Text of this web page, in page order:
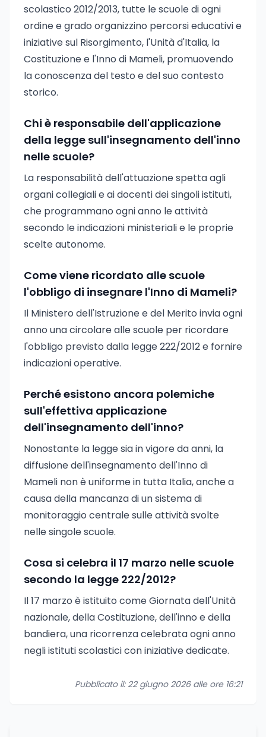
scolastico 2012/2013, tutte le scuole di ogni
ordine e grado organizzino percorsi educativi e
iniziative sul Risorgimento, l'Unità d'Italia, la
Costituzione e l'Inno di Mameli, promuovendo
la conoscenza del testo e del suo contesto
storico.
Chi è responsabile dell'applicazione
della legge sull'insegnamento dell'inno
nelle scuole?
La responsabilità dell'attuazione spetta agli
organi collegiali e ai docenti dei singoli istituti,
che programmano ogni anno le attività
secondo le indicazioni ministeriali e le proprie
scelte autonome.
Come viene ricordato alle scuole
l'obbligo di insegnare l'Inno di Mameli?
Il Ministero dell'Istruzione e del Merito invia ogni
anno una circolare alle scuole per ricordare
l'obbligo previsto dalla legge 222/2012 e fornire
indicazioni operative.
Perché esistono ancora polemiche
sull'effettiva applicazione
dell'insegnamento dell'inno?
Nonostante la legge sia in vigore da anni, la
diffusione dell'insegnamento dell'Inno di
Mameli non è uniforme in tutta Italia, anche a
causa della mancanza di un sistema di
monitoraggio centrale sulle attività svolte
nelle singole scuole.
Cosa si celebra il 17 marzo nelle scuole
secondo la legge 222/2012?
Il 17 marzo è istituito come Giornata dell'Unità
nazionale, della Costituzione, dell'inno e della
bandiera, una ricorrenza celebrata ogni anno
negli istituti scolastici con iniziative dedicate.
Pubblicato il: 22 giugno 2026 alle ore 16:21